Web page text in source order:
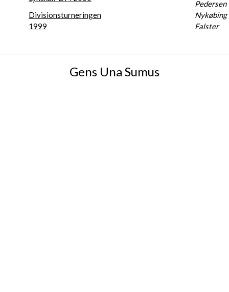
Pedersen
Divisionsturneringen
1999
Nykøbing
Falster
Gens Una Sumus